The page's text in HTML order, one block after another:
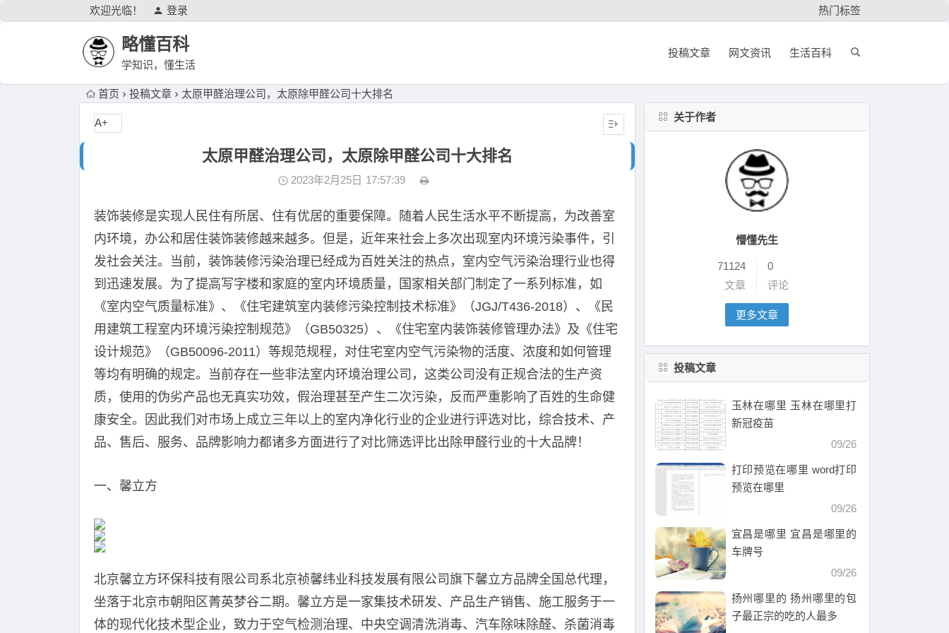
欢迎光临！ 登录 热门标签
略懂百科
学知识，懂生活
投稿文章 网文资讯 生活百科
首页 投稿文章 太原甲醛治理公司，太原除甲醛公司十大排名
太原甲醛治理公司，太原除甲醛公司十大排名
2023年2月25日 17:57:39
装饰装修是实现人民住有所居、住有优居的重要保障。随着人民生活水平不断提高，为改善室
内环境，办公和居住装饰装修越来越多。但是，近年来社会上多次出现室内环境污染事件，引
发社会关注。当前，装饰装修污染治理已经成为百姓关注的热点，室内空气污染治理行业也得
到迅速发展。为了提高写字楼和家庭的室内环境质量，国家相关部门制定了一系列标准，如
《室内空气质量标准》、《住宅建筑室内装修污染控制技术标准》（JGJ/T436-2018）、《民
用建筑工程室内环境污染控制规范》（GB50325）、《住宅室内装饰装修管理办法》及《住宅
设计规范》（GB50096-2011）等规范规程，对住宅室内空气污染物的活度、浓度和如何管理
等均有明确的规定。当前存在一些非法室内环境治理公司，这类公司没有正规合法的生产资
质，使用的伪劣产品也无真实功效，假治理甚至产生二次污染，反而严重影响了百姓的生命健
康安全。因此我们对市场上成立三年以上的室内净化行业的企业进行评选对比，综合技术、产
品、售后、服务、品牌影响力都诸多方面进行了对比筛选评比出除甲醛行业的十大品牌！
一、馨立方
北京馨立方环保科技有限公司系北京祯馨纬业科技发展有限公司旗下馨立方品牌全国总代理，
坐落于北京市朝阳区菁英梦谷二期。馨立方是一家集技术研发、产品生产销售、施工服务于一
体的现代化技术型企业，致力于空气检测治理、中央空调清洗消毒、汽车除味除醛、杀菌消毒
A+ 关于作者
懵懂先生
71124
文章
0
评论
更多文章
投稿文章
玉林在哪里 玉林在哪里打
新冠疫苗
09/26
打印预览在哪里 word打印
预览在哪里
09/26
宜昌是哪里 宜昌是哪里的
车牌号
09/26
扬州哪里的 扬州哪里的包
子最正宗的吃的人最多